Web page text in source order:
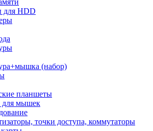
для HDD
(набор)
планшеты
для мышек
точки доступа, коммутаторы